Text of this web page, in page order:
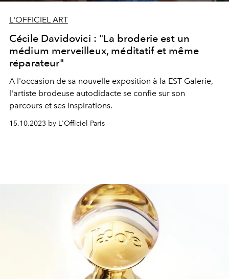
L'OFFICIEL ART
Cécile Davidovici : "La broderie est un
médium merveilleux, méditatif et même
réparateur"
A l'occasion de sa nouvelle exposition à la EST Galerie,
l'artiste brodeuse autodidacte se confie sur son
parcours et ses inspirations.
15.10.2023 by L'Officiel Paris